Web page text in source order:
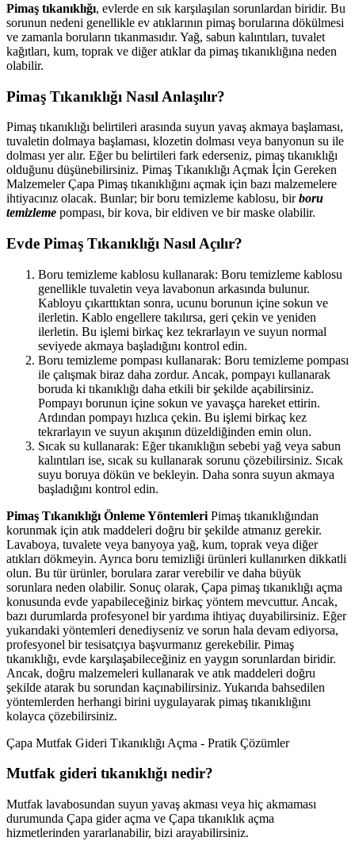
Pimaş tıkanıklığı, evlerde en sık karşılaşılan sorunlardan biridir. Bu
sorunun nedeni genellikle ev atıklarının pimaş borularına dökülmesi
ve zamanla boruların tıkanmasıdır. Yağ, sabun kalıntıları, tuvalet
kağıtları, kum, toprak ve diğer atıklar da pimaş tıkanıklığına neden
olabilir.
Pimaş Tıkanıklığı Nasıl Anlaşılır?
Pimaş tıkanıklığı belirtileri arasında suyun yavaş akmaya başlaması,
tuvaletin dolmaya başlaması, klozetin dolması veya banyonun su ile
dolması yer alır. Eğer bu belirtileri fark ederseniz, pimaş tıkanıklığı
olduğunu düşünebilirsiniz. Pimaş Tıkanıklığı Açmak İçin Gereken
Malzemeler Çapa Pimaş tıkanıklığını açmak için bazı malzemelere
ihtiyacınız olacak. Bunlar; bir boru temizleme kablosu, birboru
temizleme pompası, bir kova, bir eldiven ve bir maske olabilir.
Evde Pimaş Tıkanıklığı Nasıl Açılır?
Boru temizleme kablosu kullanarak: Boru temizleme kablosu
genellikle tuvaletin veya lavabonun arkasında bulunur.
Kabloyu çıkarttıktan sonra, ucunu borunun içine sokun ve
ilerletin. Kablo engellere takılırsa, geri çekin ve yeniden
ilerletin. Bu işlemi birkaç kez tekrarlayın ve suyun normal
seviyede akmaya başladığını kontrol edin.
Boru temizleme pompası kullanarak: Boru temizleme pompası
ile çalışmak biraz daha zordur. Ancak, pompayı kullanarak
boruda ki tıkanıklığı daha etkili bir şekilde açabilirsiniz.
Pompayı borunun içine sokun ve yavaşça hareket ettirin.
Ardından pompayı hızlıca çekin. Bu işlemi birkaç kez
tekrarlayın ve suyun akışının düzeldiğinden emin olun.
Sıcak su kullanarak: Eğer tıkanıklığın sebebi yağ veya sabun
kalıntıları ise, sıcak su kullanarak sorunu çözebilirsiniz. Sıcak
suyu boruya dökün ve bekleyin. Daha sonra suyun akmaya
başladığını kontrol edin.
Pimaş Tıkanıklığı Önleme Yöntemleri Pimaş tıkanıklığından
korunmak için atık maddeleri doğru bir şekilde atmanız gerekir.
Lavaboya, tuvalete veya banyoya yağ, kum, toprak veya diğer
atıkları dökmeyin. Ayrıca boru temizliği ürünleri kullanırken dikkatli
olun. Bu tür ürünler, borulara zarar verebilir ve daha büyük
sorunlara neden olabilir. Sonuç olarak, Çapa pimaş tıkanıklığı açma
konusunda evde yapabileceğiniz birkaç yöntem mevcuttur. Ancak,
bazı durumlarda profesyonel bir yardıma ihtiyaç duyabilirsiniz. Eğer
yukarıdaki yöntemleri denediyseniz ve sorun hala devam ediyorsa,
profesyonel bir tesisatçıya başvurmanız gerekebilir. Pimaş
tıkanıklığı, evde karşılaşabileceğiniz en yaygın sorunlardan biridir.
Ancak, doğru malzemeleri kullanarak ve atık maddeleri doğru
şekilde atarak bu sorundan kaçınabilirsiniz. Yukarıda bahsedilen
yöntemlerden herhangi birini uygulayarak pimaş tıkanıklığını
kolayca çözebilirsiniz.
Çapa Mutfak Gideri Tıkanıklığı Açma - Pratik Çözümler
Mutfak gideri tıkanıklığı nedir?
Mutfak lavabosundan suyun yavaş akması veya hiç akmaması
durumunda Çapa gider açma ve Çapa tıkanıklık açma
hizmetlerinden yararlanabilir, bizi arayabilirsiniz.